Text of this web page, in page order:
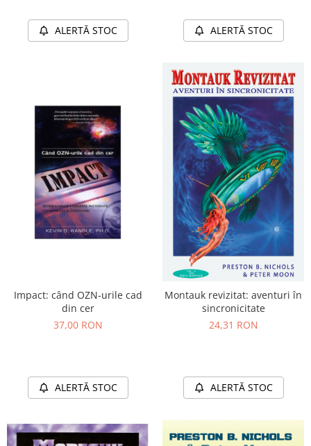
ALERTĂ STOC ALERTĂ STOC
Impact: când OZN-urile cad
din cer
37,00 RON
ALERTĂ STOC
Montauk revizitat: aventuri în
sincronicitate
24,31 RON
ALERTĂ STOC